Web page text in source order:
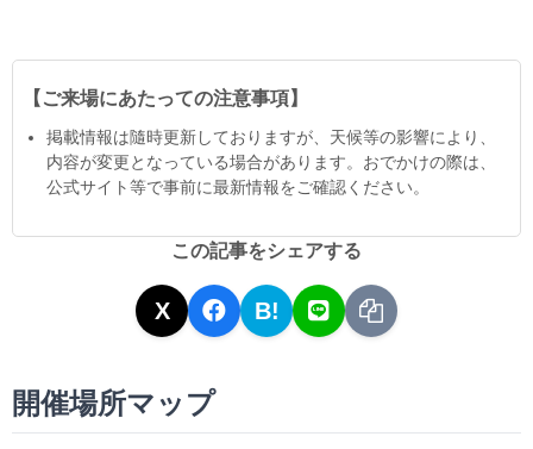
【ご来場にあたっての注意事項】
掲載情報は隨時更新しておりますが、天候等の影響により、
内容が変更となっている場合があります。おでかけの際は、
公式サイト等で事前に最新情報をご確認ください。
この記事をシェアする
X B!
開催場所マップ